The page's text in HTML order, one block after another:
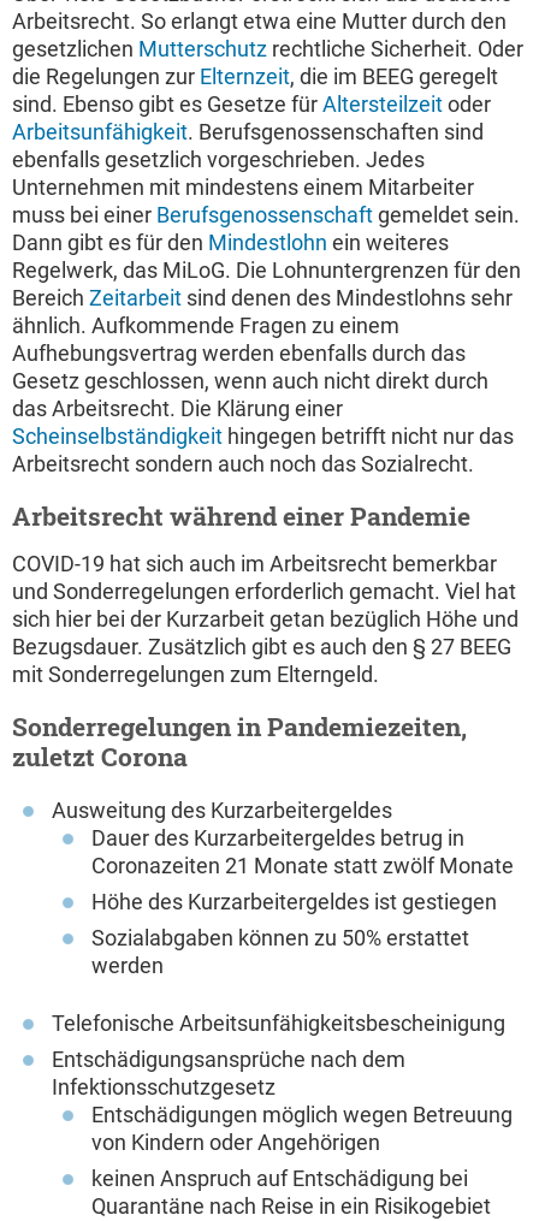
Arbeitsrecht. So erlangt etwa eine Mutter durch den
gesetzlichen Mutterschutz rechtliche Sicherheit. Oder
die Regelungen zur Elternzeit, die im BEEG geregelt
sind. Ebenso gibt es Gesetze fürAltersteilzeitoder
Arbeitsunfähigkeit. Berufsgenossenschaften sind
ebenfalls gesetzlich vorgeschrieben. Jedes
Unternehmen mit mindestens einem Mitarbeiter
muss bei einer Berufsgenossenschaftgemeldet sein.
Dann gibt es für den Mindestlohn ein weiteres
Regelwerk, das MiLoG. Die Lohnuntergrenzen für den
Bereich Zeitarbeit sind denen des Mindestlohns sehr
ähnlich. Aufkommende Fragen zu einem
Aufhebungsvertrag werden ebenfalls durch das
Gesetz geschlossen, wenn auch nicht direkt durch
das Arbeitsrecht. Die Klärung einer
Scheinselbständigkeit hingegen betrifft nicht nur das
Arbeitsrecht sondern auch noch das Sozialrecht.
Arbeitsrecht während einer Pandemie
COVID-19 hat sich auch im Arbeitsrecht bemerkbar
und Sonderregelungen erforderlich gemacht. Viel hat
sich hier bei der Kurzarbeit getan bezüglich Höhe und
Bezugsdauer. Zusätzlich gibt es auch den § 27 BEEG
mit Sonderregelungen zum Elterngeld.
Sonderregelungen in Pandemiezeiten,
zuletzt Corona
Ausweitung des Kurzarbeitergeldes
Dauer des Kurzarbeitergeldes betrug in
Coronazeiten 21 Monate statt zwölf Monate
Höhe des Kurzarbeitergeldes ist gestiegen
Sozialabgaben können zu 50% erstattet
werden
Telefonische Arbeitsunfähigkeitsbescheinigung
Entschädigungsansprüche nach dem
Infektionsschutzgesetz
Entschädigungen möglich wegen Betreuung
von Kindern oder Angehörigen
keinen Anspruch auf Entschädigung bei
Quarantäne nach Reise in ein Risikogebiet